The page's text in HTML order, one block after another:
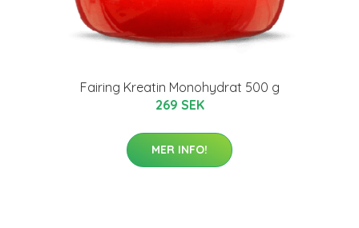
Fairing Kreatin Monohydrat 500 g
269 SEK
MER INFO!